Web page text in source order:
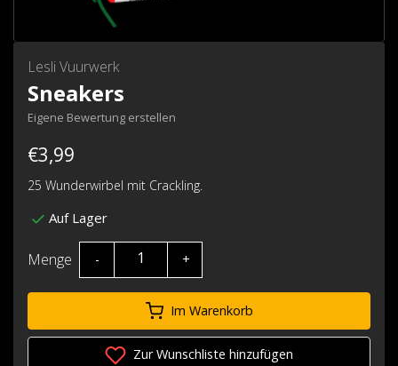
Lesli Vuurwerk
Sneakers
Eigene Bewertung erstellen
€3,99
25 Wunderwirbel mit Crackling.
Auf Lager
Menge - +
Im Warenkorb
Zur Wunschliste hinzufügen